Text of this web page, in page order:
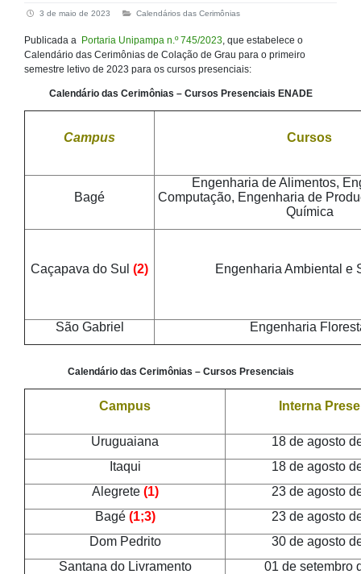
3 de maio de 2023 Calendários das Cerimônias
Publicada a Portaria Unipampa n.º 745/2023 , que estabelece o
Calendário das Cerimônias de Colação de Grau para o primeiro
semestre letivo de 2023 para os cursos presenciais:
Calendário das Cerimônias – Cursos Presenciais ENADE
Campus Cursos
Bagé
Engenharia de Alimentos,
Computação, Engenharia de
Química
Caçapava do Sul (2) Engenharia Ambiental e
São Gabriel Engenharia
Calendário das Cerimônias – Cursos Presenciais
Campus Interna
Uruguaiana
18 de agosto
Itaqui
18 de agosto
Alegrete (1)
23 de agosto
Bagé (1;3)
23 de agosto
Dom Pedrito
30 de agosto
Santana do Livramento
01 de setembro